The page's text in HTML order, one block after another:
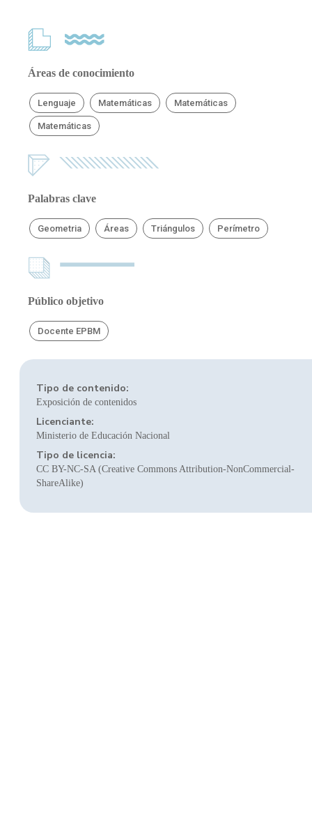
Áreas de conocimiento
Lenguaje Matemáticas Matemáticas
Matemáticas
Palabras clave
Geometria Áreas Triángulos Perímetro
Público objetivo
Docente EPBM
Tipo de contenido:
Exposición de contenidos
Licenciante:
Ministerio de Educación Nacional
Tipo de licencia:
CC BY-NC-SA (Creative Commons Attribution-NonCommercial-
ShareAlike)